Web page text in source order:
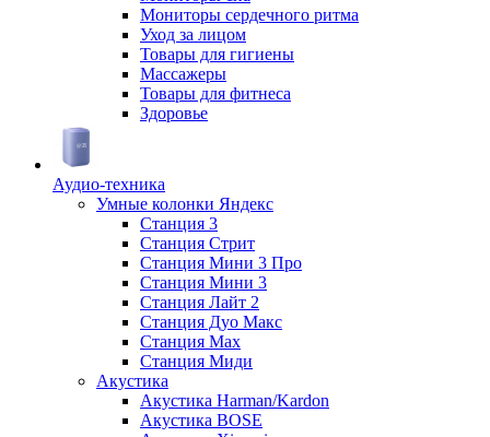
Мониторы сердечного ритма
Уход за лицом
Товары для гигиены
Массажеры
Товары для фитнеса
Здоровье
Аудио-техника
Умные колонки Яндекс
Станция 3
Станция Стрит
Станция Мини 3 Про
Станция Мини 3
Станция Лайт 2
Станция Дуо Макс
Станция Max
Станция Миди
Акустика
Акустика Harman/Kardon
Акустика BOSE